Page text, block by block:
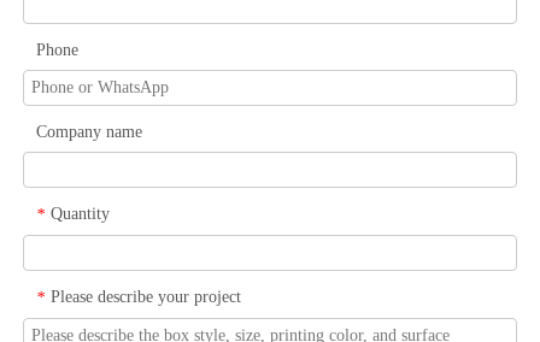
Phone
Company name
* Quantity
* Please describe your project